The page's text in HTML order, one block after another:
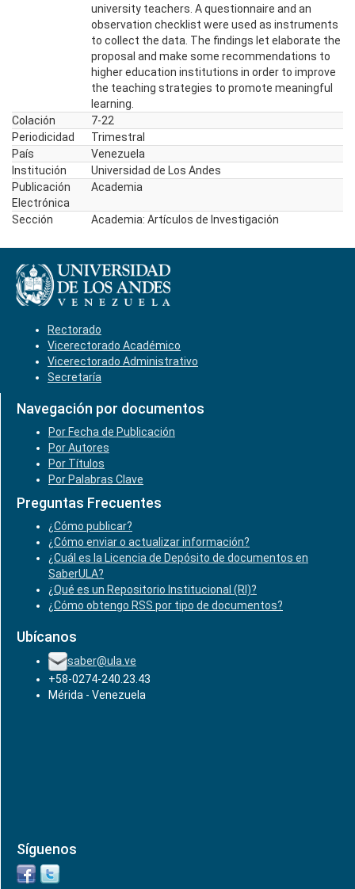
university teachers. A questionnaire and an
observation checklist were used as instruments
to collect the data. The findings let elaborate the
proposal and make some recommendations to
higher education institutions in order to improve
the teaching strategies to promote meaningful
learning.
Colación
7-22
Periodicidad
Trimestral
País
Venezuela
Institución
Universidad de Los Andes
Publicación
Electrónica
Academia
Sección Academia: Artículos de Investigación
Rectorado
Vicerectorado Académico
Vicerectorado Administrativo
Secretaría
Navegación por documentos
Por Fecha de Publicación
Por Autores
Por Títulos
Por Palabras Clave
Preguntas Frecuentes
¿Cómo publicar?
¿Cómo enviar o actualizar información?
¿Cuál es la Licencia de Depósito de documentos en
SaberULA?
¿Qué es un Repositorio Institucional (RI)?
¿Cómo obtengo RSS por tipo de documentos?
Ubícanos
saber@ula.ve
+58-0274-240.23.43
Mérida - Venezuela
Síguenos